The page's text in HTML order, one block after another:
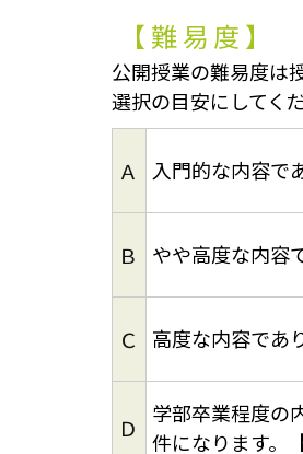
【難易度】
公開授業の難易度は
選択の目安にしてく
Ａ 入門的な内容で
Ｂ やや高度な内容
Ｃ 高度な内容であ
Ｄ
学部卒業程度の
件になります。